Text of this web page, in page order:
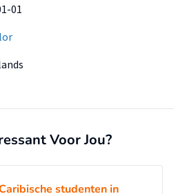
01
Voor Jou?
studenten in